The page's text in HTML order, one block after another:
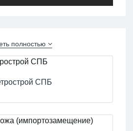
полностью
СПБ